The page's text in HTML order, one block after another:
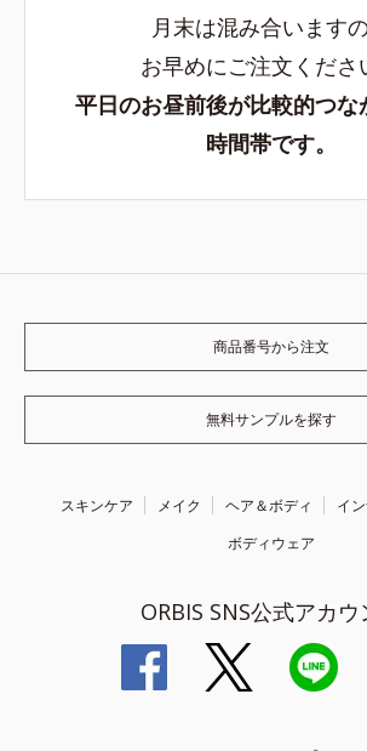
月末は混み合います
お早めにご注文くださ
平日のお昼前後が比較的つな
時間帯です。
商品番号から注文
無料サンプルを探す
スキンケア メイク ヘア＆ボディ
イ
ボディウェア
ORBIS SNS公式アカウ